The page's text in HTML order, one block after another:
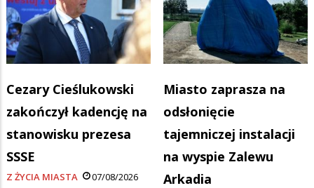
Cezary Cieślukowski
zakończył kadencję na
stanowisku prezesa
SSSE
Z ŻYCIA MIASTA 07/08/2026
Miasto zaprasza na
odsłonięcie
tajemniczej instalacji
na wyspie Zalewu
Arkadia